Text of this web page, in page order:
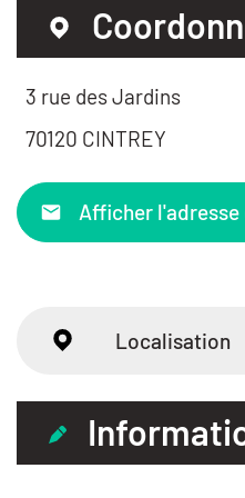
3 rue des Jardins
70120 CINTREY
Afficher l'adresse
Localisation